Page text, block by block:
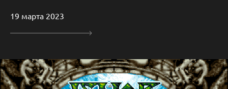
19 марта 2023